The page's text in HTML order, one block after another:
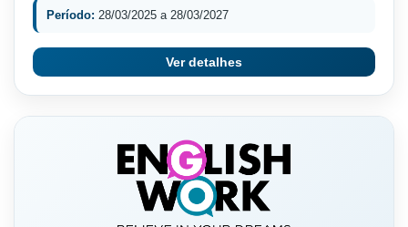
Período: 28/03/2025 a 28/03/2027
Ver detalhes